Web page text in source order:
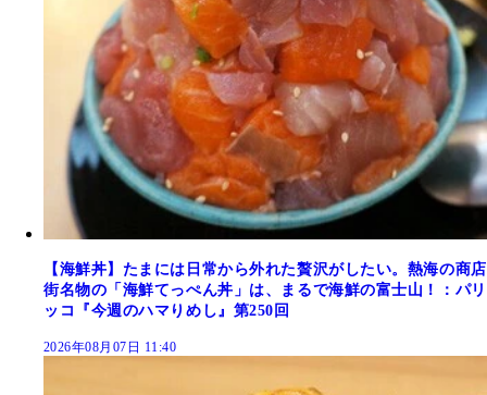
【海鮮丼】たまには日常から外れた贅沢がしたい。熱海の商店
街名物の「海鮮てっぺん丼」は、まるで海鮮の富士山！：パリ
ッコ『今週のハマりめし』第250回
2026年08月07日 11:40